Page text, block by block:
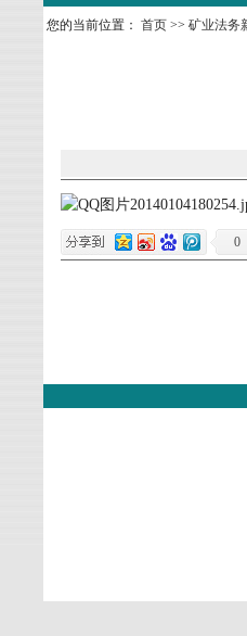
您的当前位置： 首页 >> 矿业法务
0